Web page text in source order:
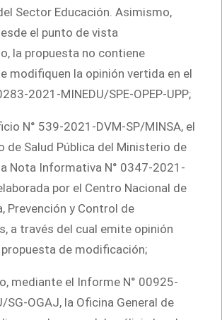
Sector Educación. Asimismo,
el punto de vista
la propuesta no contiene
modifiquen la opinión vertida en el
2021-MINEDU/SPE-OPEP-UPP;
N° 539-2021-DVM-SP/MINSA, el
de Salud Pública del Ministerio de
Nota Informativa N° 0347-2021-
por el Centro Nacional de
Prevención y Control de
a través del cual emite opinión
de modificación;
mediante el Informe N° 00925-
SG-OGAJ, la Oficina General de